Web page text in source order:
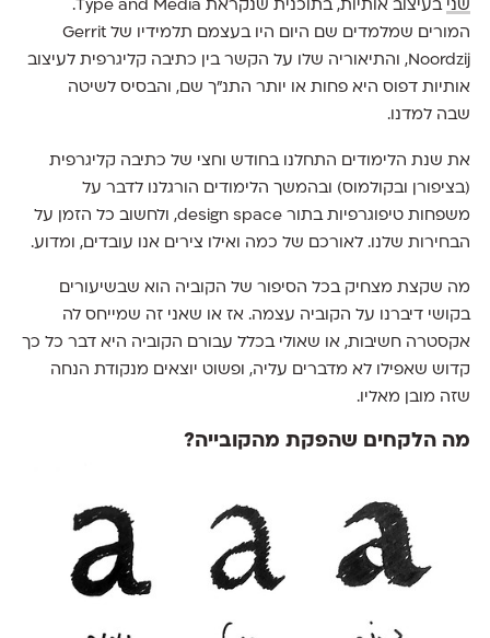
שני
בעיצוב אותיות, בתוכנית שנקראת Type and Media.
המורים שמלמדים שם היום היו בעצמם תלמידיו של Gerrit
Noordzij, והתיאוריה שלו על הקשר בין כתיבה קליגרפית לעיצוב
אותיות דפוס היא פחות או יותר התנ״ך שם, והבסיס לשיטה
שבה למדנו.
את שנת הלימודים התחלנו בחודש וחצי של כתיבה קליגרפית
(בציפורן ובקולמוס) ובהמשך הלימודים הורגלנו לדבר על
משפחות טיפוגרפיות בתור design space, ולחשוב כל הזמן על
הבחירות שלנו. לאורכם של כמה ואילו צירים אנו עובדים, ומדוע.
מה שקצת מצחיק בכל הסיפור של הקוביה הוא שבשיעורים
בקושי דיברנו על הקוביה עצמה. אז או שאני זה שמייחס לה
אקסטרה חשיבות, או שאולי בכלל עבורם הקוביה היא דבר כל כך
קדוש שאפילו לא מדברים עליה, ופשוט יוצאים מנקודת הנחה
שזה מובן מאליו.
מה הלקחים שהפקת מהקובייה?